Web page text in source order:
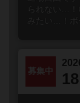
られない…
募集中